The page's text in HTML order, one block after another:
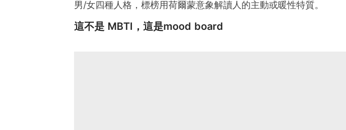
男/女四種人格，標榜用荷爾蒙意象解讀人的主動或暖性特質。
這不是 MBTI，這是mood board